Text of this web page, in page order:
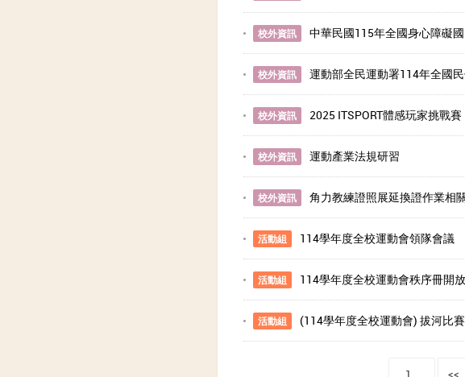
校外資訊 中華民國115年全國身心障礙
校外資訊 運動部全民運動署114年全國
校外資訊 2025 ITSPORT體感玩家挑戰賽
校外資訊 運動產業法規研習
校外資訊 角力教練證照展延換證作業相
活動組 114學年度全校運動會領隊會議
活動組 114學年度全校運動會秩序冊開
活動組 (114學年度全校運動會) 拔河比
1... <<